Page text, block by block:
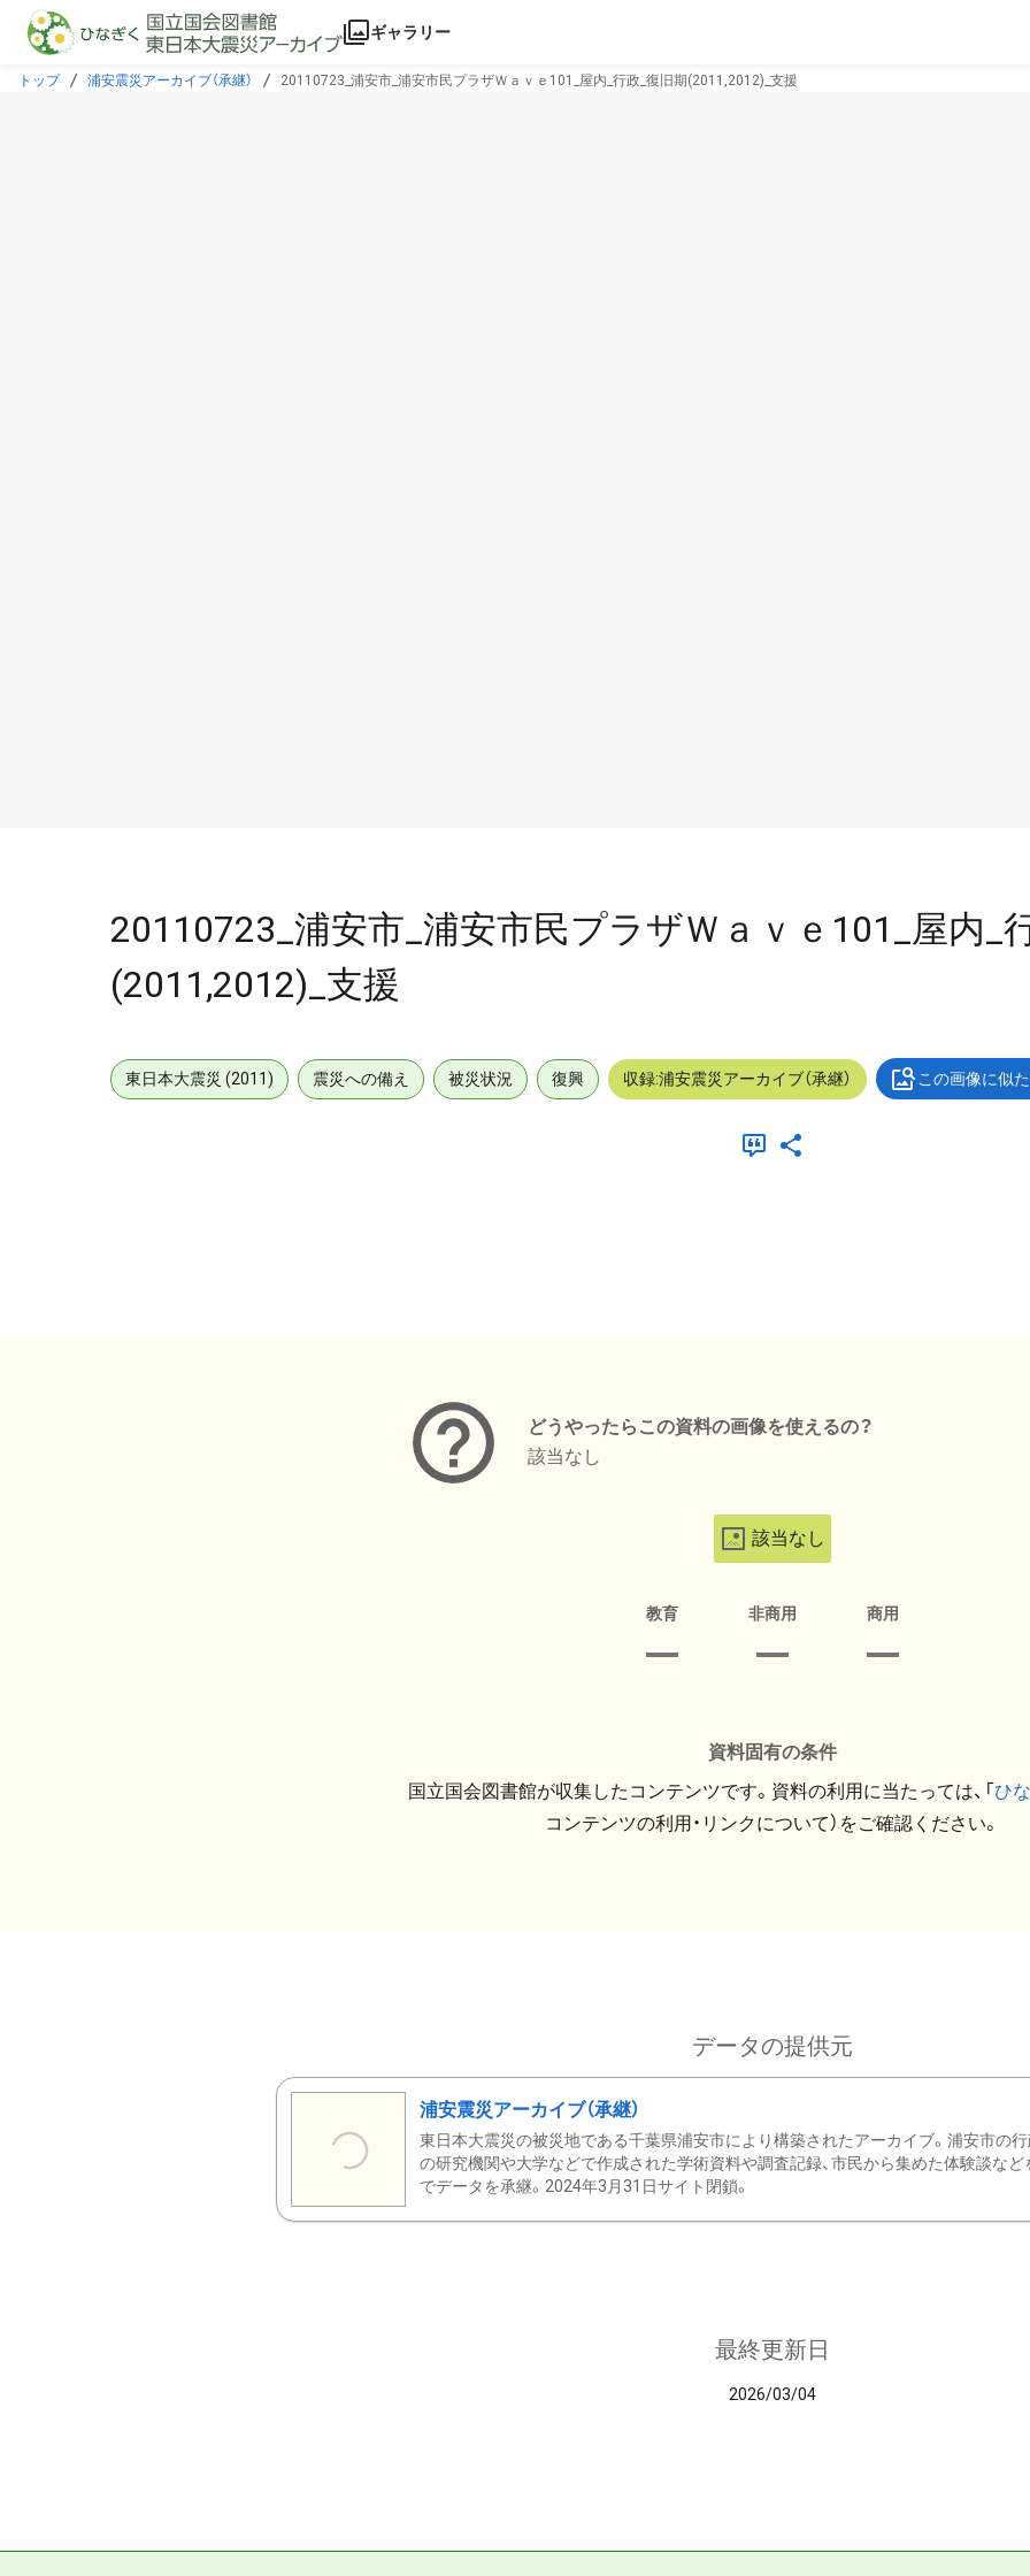
本文に飛ぶ
ギャラリー
トップ 浦安震災アーカイブ（承継） 20110723_浦安市_浦安市民プラザＷａｖｅ101_屋内_行政_復旧期(2011,2012)_支援
20110723_浦安市_浦安市民プラザＷａｖｅ101_屋内_
(2011,2012)_支援
東日本大震災 (2011) 震災への備え 被災状況 復興 収録:浦安震災アーカイブ（承継） この画像に似
どうやったらこの資料の画像を使えるの？
該当なし
該当なし
教育 非商用 商用
資料固有の条件
国立国会図書館が収集したコンテンツです。資料の利用に当たっては、「ひ
コンテンツの利用・リンクについて）をご確認ください。
データの提供元
浦安震災アーカイブ（承継）
東日本大震災の被災地である千葉県浦安市により構築されたアーカイブ。浦安市の行
の研究機関や大学などで作成された学術資料や調査記録、市民から集めた体験談など
でデータを承継。2024年3月31日サイト閉鎖。
最終更新日
2026/03/04